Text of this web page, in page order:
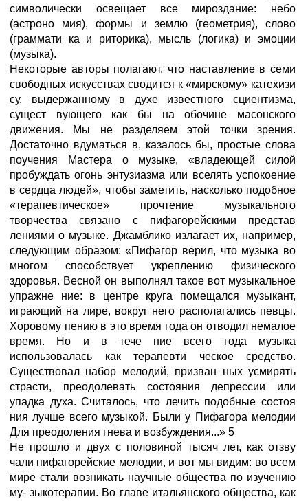
символически освещает все мироздание: небо
(астроно мия), формы и землю (геометрия), слово
(граммати ка и риторика), мысль (логика) и эмоции
(музыка).
Некоторые авторы полагают, что наставление в семи
свободных искусствах сводится к «мирскому» катехизи
су, выдержанному в духе известного сциентизма,
сущест вующего как бы на обочине масонского
движения. Мы не разделяем этой точки зрения.
Достаточно вдуматься в, казалось бы, простые слова
поучения Мастера о музыке, «владеющей силой
пробуждать огонь энтузиазма или вселять успокоение
в сердца людей», чтобы заметить, насколько подобное
«терапевтическое» прочтение музыкального
творчества связано с пифагорейскими представ
лениями о музыке. Джамблико излагает их, например,
следующим образом: «Пифагор верил, что музыка во
многом способствует укреплению физического
здоровья. Весной он выполнял такое вот музыкальное
упражне ние: в центре круга помещался музыкант,
играющий на лире, вокруг него располагались певцы.
Хоровому пению в это время года он отводил немалое
время. Но и в тече ние всего года музыка
использовалась как терапевти ческое средство.
Существовал набор мелодий, призван ных усмирять
страсти, преодолевать состояния депрессии или
упадка духа. Считалось, что лечить подобные состоя
ния лучше всего музыкой. Были у Пифагора мелодии
Для преодоления гнева и возбуждения...» 5
Не прошло и двух с половиной тысяч лет, как отзву
чали пифагорейские мелодии, и вот мы видим: во всем
мире стали возникать научные общества по изучению
му- зыкотерапии. Во главе итальянского общества, как